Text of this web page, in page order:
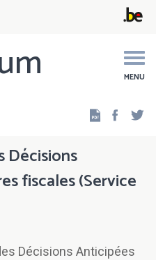
MENU
Décisions
fiscales (Service
Décisions Anticipées